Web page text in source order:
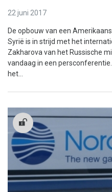
22 juni 2017
De opbouw van een
Syrië is in strijd met het
Zakharova van het Russische
vandaag in een
het...